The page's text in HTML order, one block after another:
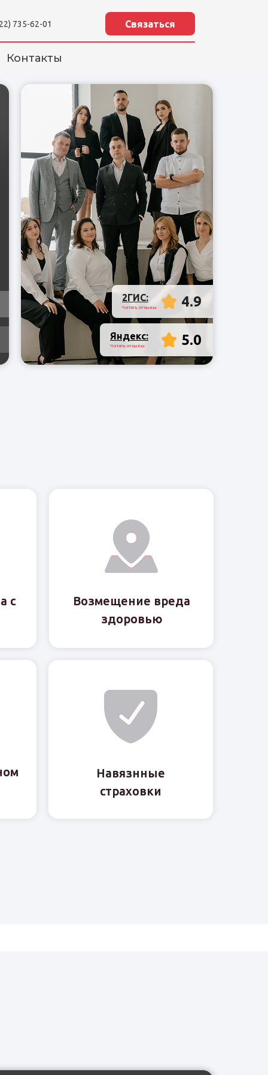
735-62-01
Контакты
Связаться
5.0
Яндекс:
Читать отзывы
4.9
2ГИС:
Читать отзывы
с
с
Возмещение вреда
здоровью
Возмещение вреда
здоровью
Навязнные
страховки
Навязнные
страховки